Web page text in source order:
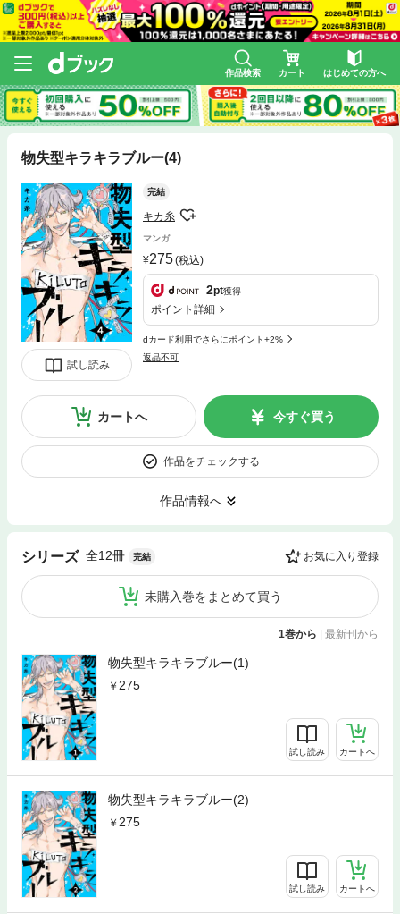
作品検索 カート はじめての方へ
物失型キラキラブルー(4)
試し読み
完結
キカ糸
マンガ
275(税込)
2pt獲得
ポイント詳細
dカード利用でさらにポイント+2%
返品不可
カートへ 今すぐ買う
作品をチェックする
作品情報へ
シリーズ 全12冊 完結 お気に入り登録
未購入巻をまとめて買う
1巻から | 最新刊から
物失型キラキラブルー(1)
275
試し読み カートへ
物失型キラキラブルー(2)
275
試し読み カートへ